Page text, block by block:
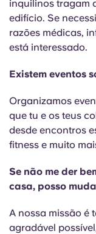
inquilinos tragam
edifício. Se
razões médicas,
está interessado.
Existem eventos
Organizamos
que tu e os teus
desde encontros
fitness e muito
Se não me der
casa, posso
A nossa missão é
agradável